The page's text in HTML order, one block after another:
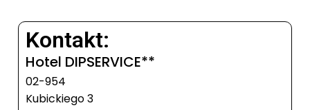
Kontakt:
Hotel DIPSERVICE**
02-954
Kubickiego 3